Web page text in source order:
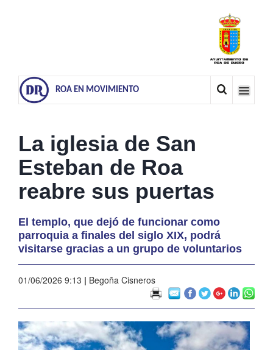
ROA EN MOVIMIENTO
La iglesia de San
Esteban de Roa
reabre sus puertas
El templo, que dejó de funcionar como
parroquia a finales del siglo XIX, podrá
visitarse gracias a un grupo de voluntarios
01/06/2026 9:13 | Begoña Cisneros